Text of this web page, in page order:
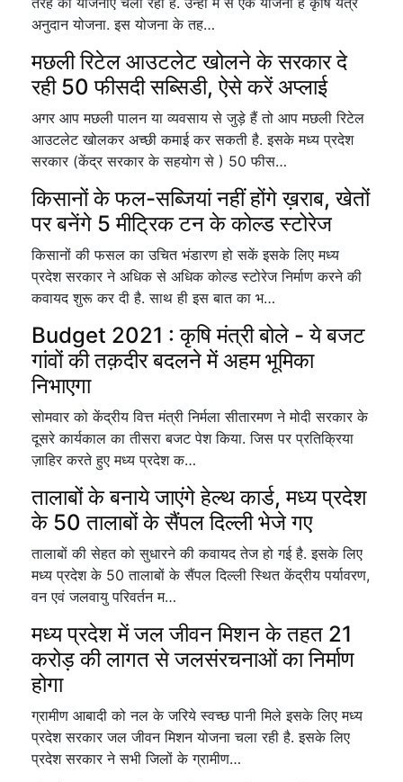
अनुदान योजना. इस योजना के तह…
मछली रिटेल आउटलेट खोलने के सरकार दे
रही 50 फीसदी सब्सिडी, ऐसे करें अप्लाई
अगर आप मछली पालन या व्यवसाय से जुड़े हैं तो आप मछली रिटेल
आउटलेट खोलकर अच्छी कमाई कर सकती है. इसके मध्य प्रदेश
सरकार (केंद्र सरकार के सहयोग से ) 50 फीस…
किसानों के फल-सब्जियां नहीं होंगे ख़राब, खेतों
पर बनेंगे 5 मीट्रिक टन के कोल्ड स्टोरेज
किसानों की फसल का उचित भंडारण हो सकें इसके लिए मध्य
प्रदेश सरकार ने अधिक से अधिक कोल्ड स्टोरेज निर्माण करने की
कवायद शुरू कर दी है. साथ ही इस बात का भ…
Budget 2021 : कृषि मंत्री बोले - ये बजट
गांवों की तक़दीर बदलने में अहम भूमिका
निभाएगा
सोमवार को केंद्रीय वित्त मंत्री निर्मला सीतारमण ने मोदी सरकार के
दूसरे कार्यकाल का तीसरा बजट पेश किया. जिस पर प्रतिक्रिया
ज़ाहिर करते हुए मध्य प्रदेश क…
तालाबों के बनाये जाएंगे हेल्थ कार्ड, मध्य प्रदेश
के 50 तालाबों के सैंपल दिल्ली भेजे गए
तालाबों की सेहत को सुधारने की कवायद तेज हो गई है. इसके लिए
मध्य प्रदेश के 50 तालाबों के सैंपल दिल्ली स्थित केंद्रीय पर्यावरण,
वन एवं जलवायु परिवर्तन म…
मध्य प्रदेश में जल जीवन मिशन के तहत 21
करोड़ की लागत से जलसंरचनाओं का निर्माण
होगा
ग्रामीण आबादी को नल के जरिये स्वच्छ पानी मिले इसके लिए मध्य
प्रदेश सरकार जल जीवन मिशन योजना चला रही है. इसके लिए
प्रदेश सरकार ने सभी जिलों के ग्रामीण…